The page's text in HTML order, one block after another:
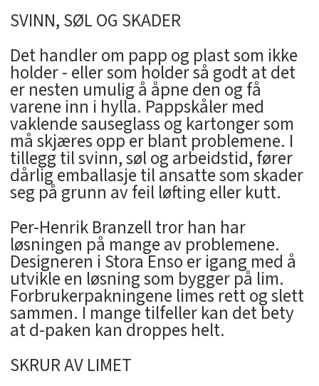
SVINN, SØL OG SKADER
Det handler om papp og plast som ikke
holder - eller som holder så godt at det
er nesten umulig å åpne den og få
varene inn i hylla. Pappskåler med
vaklende sauseglass og kartonger som
må skjæres opp er blant problemene. I
tillegg til svinn, søl og arbeidstid, fører
dårlig emballasje til ansatte som skader
seg på grunn av feil løfting eller kutt.
Per-Henrik Branzell tror han har
løsningen på mange av problemene.
Designeren i Stora Enso er igang med å
utvikle en løsning som bygger på lim.
Forbrukerpakningene limes rett og slett
sammen. I mange tilfeller kan det bety
at d-paken kan droppes helt.
SKRUR AV LIMET